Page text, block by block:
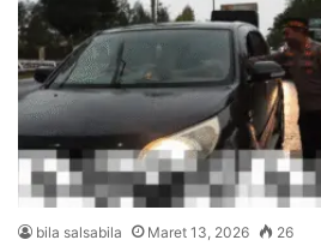
bila salsabila Maret 13, 2026 26